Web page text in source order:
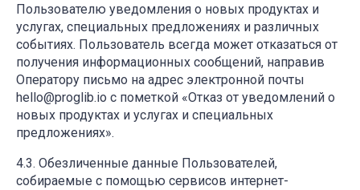
Пользователю уведомления о новых продуктах и
услугах, специальных предложениях и различных
событиях. Пользователь всегда может отказаться от
получения информационных сообщений, направив
Оператору письмо на адрес электронной почты
hello@proglib.io с пометкой «Отказ от уведомлений о
новых продуктах и услугах и специальных
предложениях».
Обезличенные данные Пользователей,
собираемые с помощью сервисов интернет-